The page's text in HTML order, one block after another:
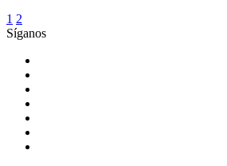
1 2
Síganos